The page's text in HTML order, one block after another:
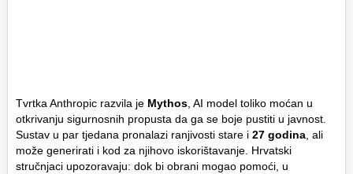
Tvrtka Anthropic razvila je Mythos , AI model toliko moćan u
otkrivanju sigurnosnih propusta da ga se boje pustiti u javnost.
Sustav u par tjedana pronalazi ranjivosti stare i 27 godina , ali
može generirati i kod za njihovo iskorištavanje. Hrvatski
stručnjaci upozoravaju: dok bi obrani mogao pomoći, u